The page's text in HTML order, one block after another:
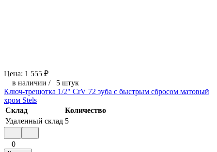
Цена: 1 555 ₽
в наличии / 5 штук
Ключ-трещотка 1/2" CrV 72 зуба с быстрым сбросом матовый
хром Stels
Склад
Количество
Удаленный склад 5
0